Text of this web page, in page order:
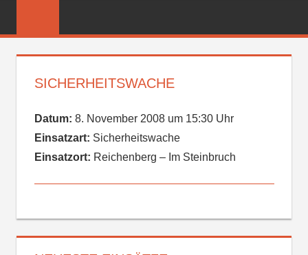
FEUERWEHR
SICHERHEITSWACHE
Datum: 8. November 2008 um 15:30 Uhr
Einsatzart: Sicherheitswache
Einsatzort: Reichenberg – Im Steinbruch